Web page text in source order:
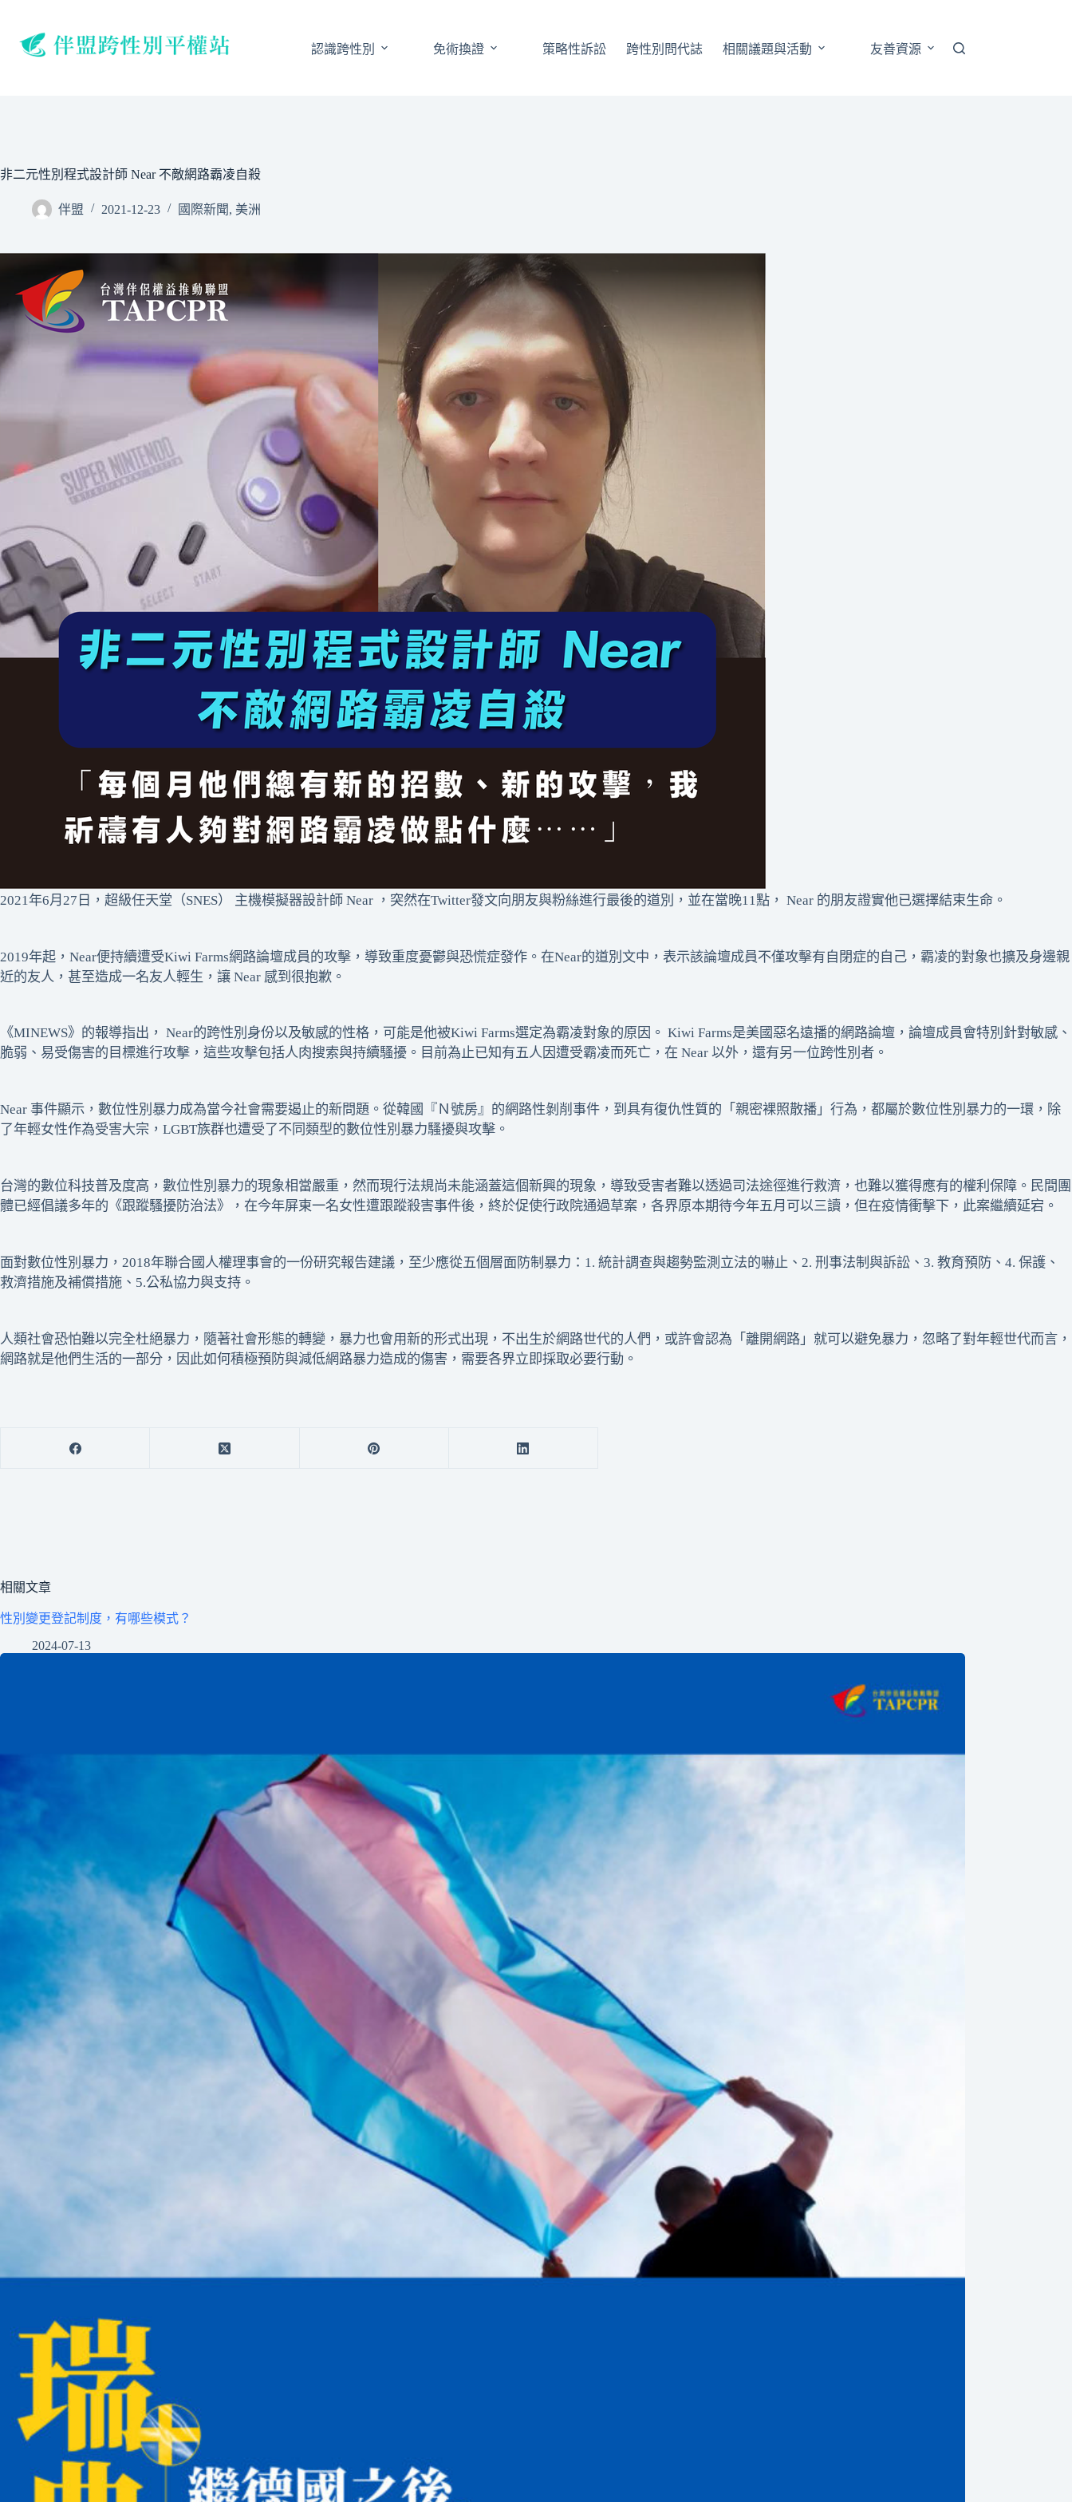
認識跨性別 免術換證 策略性訴訟 跨性別問代誌 相關議題與活動 友善資源
非二元性別程式設計師 Near 不敵網路霸凌自殺
伴盟 2021-12-23 國際新聞, 美洲
2021年6月27日，超級任天堂（SNES） 主機模擬器設計師 Near ，突然在Twitter發文向朋友與粉絲進行最後的道別，並在當晚11點， Near 的朋友證實他已選擇結束生命。
2019年起，Near便持續遭受Kiwi Farms網路論壇成員的攻擊，導致重度憂鬱與恐慌症發作。在Near的道別文中，表示該論壇成員不僅攻擊有自閉症的自己，霸凌的對象也擴及身邊親
近的友人，甚至造成一名友人輕生，讓 Near 感到很抱歉。
《MINEWS》的報導指出， Near的跨性別身份以及敏感的性格，可能是他被Kiwi Farms選定為霸凌對象的原因。 Kiwi Farms是美國惡名遠播的網路論壇，論壇成員會特別針對敏感、
脆弱、易受傷害的目標進行攻擊，這些攻擊包括人肉搜索與持續騷擾。目前為止已知有五人因遭受霸凌而死亡，在 Near 以外，還有另一位跨性別者。
Near 事件顯示，數位性別暴力成為當今社會需要遏止的新問題。從韓國『Ｎ號房』的網路性剝削事件，到具有復仇性質的「親密裸照散播」行為，都屬於數位性別暴力的一環，除
了年輕女性作為受害大宗，LGBT族群也遭受了不同類型的數位性別暴力騷擾與攻擊。
台灣的數位科技普及度高，數位性別暴力的現象相當嚴重，然而現行法規尚未能涵蓋這個新興的現象，導致受害者難以透過司法途徑進行救濟，也難以獲得應有的權利保障。民間團
體已經倡議多年的《跟蹤騷擾防治法》，在今年屏東一名女性遭跟蹤殺害事件後，終於促使行政院通過草案，各界原本期待今年五月可以三讀，但在疫情衝擊下，此案繼續延宕。
面對數位性別暴力，2018年聯合國人權理事會的一份研究報告建議，至少應從五個層面防制暴力：1. 統計調查與趨勢監測立法的嚇止、2. 刑事法制與訴訟、3. 教育預防、4. 保護、
救濟措施及補償措施、5.公私協力與支持。
人類社會恐怕難以完全杜絕暴力，隨著社會形態的轉變，暴力也會用新的形式出現，不出生於網路世代的人們，或許會認為「離開網路」就可以避免暴力，忽略了對年輕世代而言，
網路就是他們生活的一部分，因此如何積極預防與減低網路暴力造成的傷害，需要各界立即採取必要行動。
相關文章
性別變更登記制度，有哪些模式？
2024-07-13